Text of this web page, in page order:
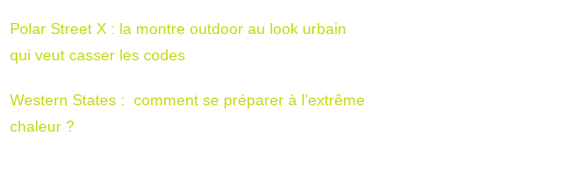
Polar Street X : la montre outdoor au look urbain
qui veut casser les codes
Western States : comment se préparer à l’extrême
chaleur ?